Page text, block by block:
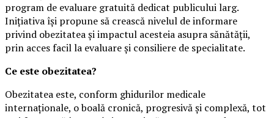
program de evaluare gratuită dedicat publicului larg.
Inițiativa își propune să crească nivelul de informare
privind obezitatea și impactul acesteia asupra sănătății,
prin acces facil la evaluare și consiliere de specialitate.
Ce este obezitatea?
Obezitatea este, conform ghidurilor medicale
internaționale, o boală cronică, progresivă și complexă, tot